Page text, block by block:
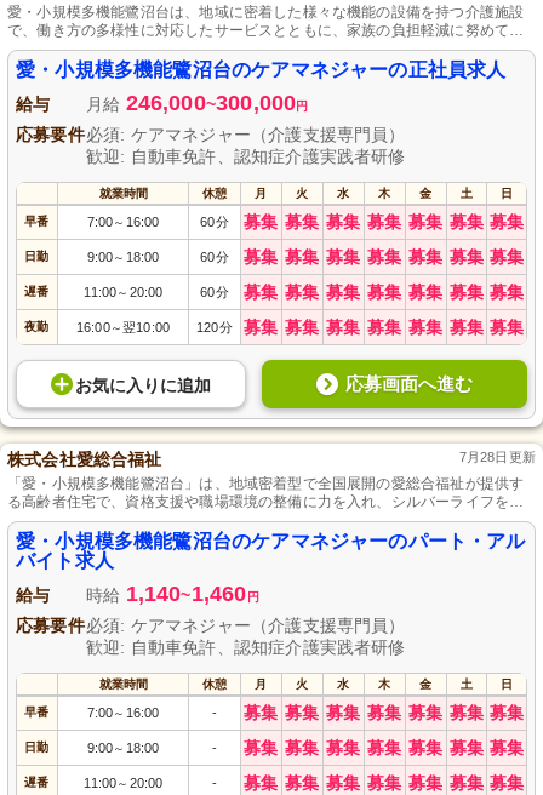
愛・小規模多機能鷺沼台は、地域に密着した様々な機能の設備を持つ介護施設
で、働き方の多様性に対応したサービスとともに、家族の負担軽減に努めてい
ます。
愛・小規模多機能鷺沼台のケアマネジャーの正社員求人
給与 月給 246,000~300,000円
応募要件必須: ケアマネジャー（介護支援専門員）
歓迎: 自動車免許、認知症介護実践者研修
就業時間 休憩 月 火 水 木 金 土 日
早番 7:00～ 16:00 60分 募集 募集 募集 募集 募集 募集 募集
日勤 9:00～ 18:00 60分 募集 募集 募集 募集 募集 募集 募集
遅番 11:00～ 20:00 60分 募集 募集 募集 募集 募集 募集 募集
夜勤 16:00～翌10:00 120分 募集 募集 募集 募集 募集 募集 募集
お気に入り に追加 応募画面へ進む
株式会社愛総合福祉 7月28日更新
「愛・小規模多機能鷺沼台」は、地域密着型で全国展開の愛総合福祉が提供す
る高齢者住宅で、資格支援や職場環境の整備に力を入れ、シルバーライフを応
援しています。
愛・小規模多機能鷺沼台のケアマネジャーのパート・アル
バイト求人
給与 時給 1,140~1,460 円
応募要件必須: ケアマネジャー（介護支援専門員）
歓迎: 自動車免許、認知症介護実践者研修
就業時間 休憩 月 火 水 木 金 土 日
早番 7:00～ 16:00 - 募集 募集 募集 募集 募集 募集 募集
日勤 9:00～ 18:00 - 募集 募集 募集 募集 募集 募集 募集
遅番 11:00～ 20:00 - 募集 募集 募集 募集 募集 募集 募集